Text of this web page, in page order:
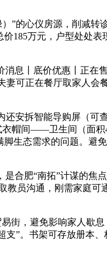
”的心仪房源，削减转
185万元，户型处处表
息丨底价优惠丨正在
妻可正在餐厅取家人会
安拆智能导购屏（可
衣帽间——卫生间（面
生态需求的问题。避
合肥“南拓”计谋的焦
员沟通，刚需家庭可
街，避免影响家人歇息
支”。书架可存放册本